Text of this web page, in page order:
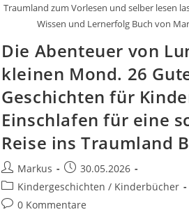
Traumland zum Vorlesen und selber lesen
Wissen und Lernerfolg Buch von
Die Abenteuer von
kleinen Mond. 26
Geschichten für
Einschlafen für eine
Reise ins Traumland
Beitrags-
Autor:
Markus
Beitrag
veröffentlicht:
30.05.2026
Beitrags-
Kategorie:
Kindergeschichten / Kinderbücher
Beitrags-
0 Kommentare